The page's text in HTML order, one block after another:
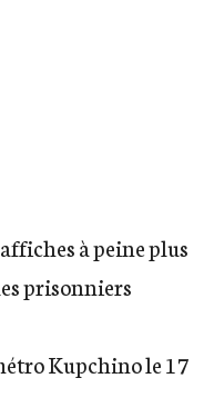
à peine plus
prisonniers
Kupchino le 17